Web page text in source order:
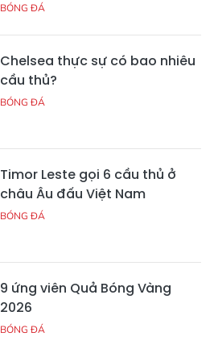
BÓNG ĐÁ
Chelsea thực sự có bao nhiêu
cầu thủ?
BÓNG ĐÁ
Timor Leste gọi 6 cầu thủ ở
châu Âu đấu Việt Nam
BÓNG ĐÁ
9 ứng viên Quả Bóng Vàng
2026
BÓNG ĐÁ